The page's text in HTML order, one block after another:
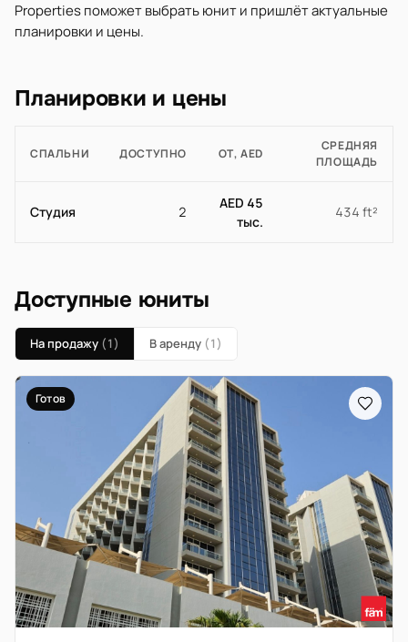
Properties поможет выбрать юнит и пришлёт актуальные
планировки и цены.
Планировки и цены
СПАЛЬНИ ДОСТУПНО ОТ, AED
СРЕДНЯЯ
ПЛОЩАДЬ
Студия 2
AED 45
тыс.
434 ft²
Доступные юниты
На продажу (1) В аренду (1)
Готов